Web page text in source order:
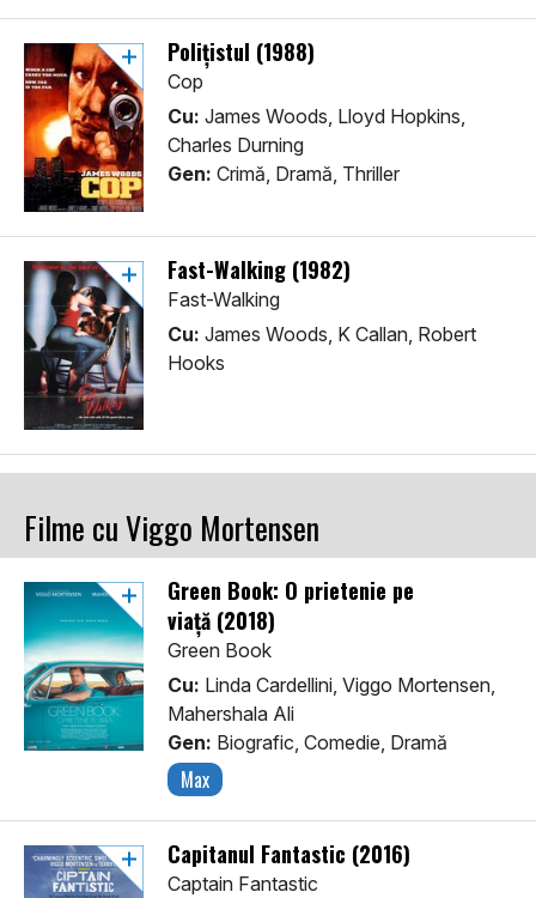
Polițistul (1988)
Cop
Cu: James Woods, Lloyd Hopkins,
Charles Durning
Gen: Crimă, Dramă, Thriller
Fast-Walking (1982)
Fast-Walking
Cu: James Woods, K Callan, Robert
Hooks
Filme cu Viggo Mortensen
Green Book: O prietenie pe
viață (2018)
Green Book
Cu: Linda Cardellini, Viggo Mortensen,
Mahershala Ali
Gen: Biografic, Comedie, Dramă
Max
Capitanul Fantastic (2016)
Captain Fantastic